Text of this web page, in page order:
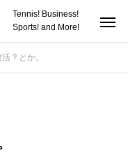
Tennis! Business!
Sports! and More!
？とか。